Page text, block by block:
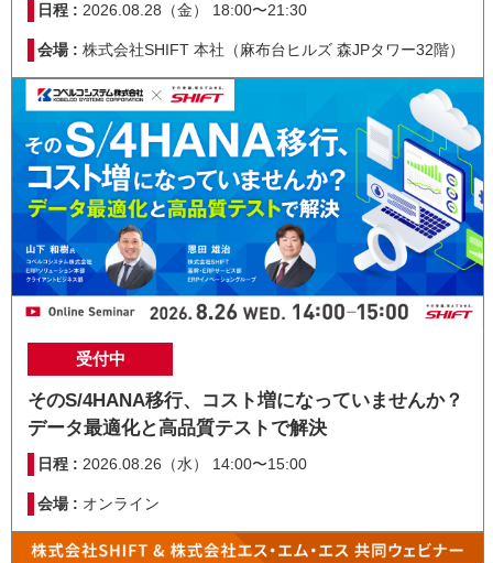
日程 : 2026.08.28（金） 18:00〜21:30
会場 : 株式会社SHIFT 本社（麻布台ヒルズ 森JPタワー32階）
受付中
そのS/4HANA移行、コスト増になっていませんか？
データ最適化と高品質テストで解決
日程 : 2026.08.26（水） 14:00〜15:00
会場 : オンライン